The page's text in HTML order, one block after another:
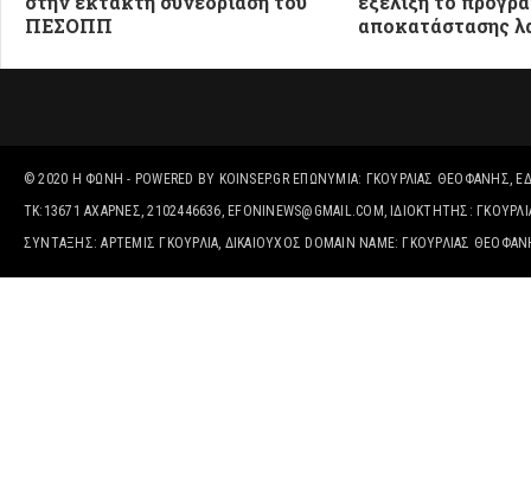
ΠΕΣΟΠΠ
αποκατάστασης
© 2020 Η ΦΩΝΉ - POWERED BY KOINSEP.GRΕΠΩΝΥΜΊΑ: ΓΚΟΥΡΛΙΑΣ ΘΕΟΦΑΝΗΣ,
ΤΚ:13671 ΑΧΑΡΝΕΣ, 2102446636, EFONINEWS@GMAIL.COM, ΙΔΙΟΚΤΗΤΗΣ:
ΣΥΝΤΑΞΗΣ: ΑΡΤΕΜΙΣ ΓΚΟΥΡΛΙΑ, ΔΙΚΑΙΟΎΧΟΣ DOMAIN NAME: ΓΚΟΥΡΛΙΑΣ